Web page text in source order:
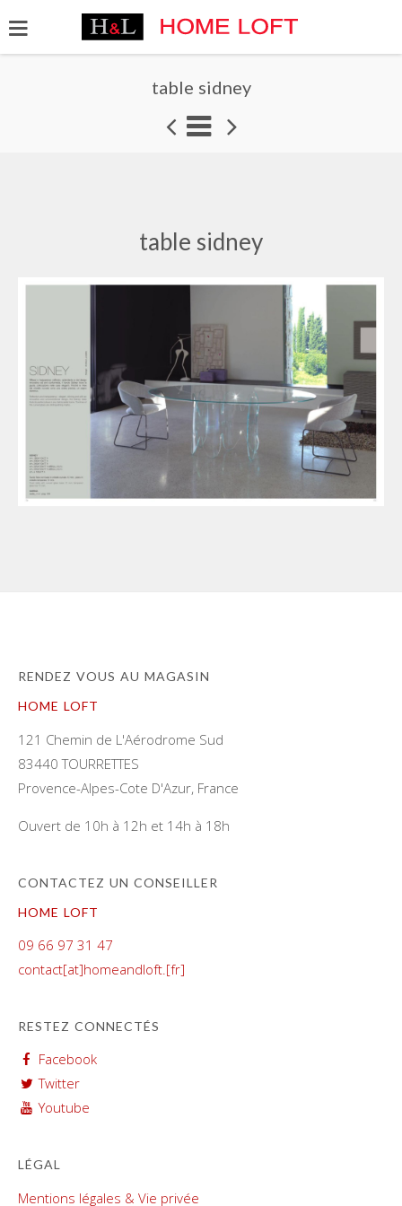
table sidney
table sidney
RENDEZ VOUS AU MAGASIN
HOME LOFT
121 Chemin de L'Aérodrome Sud
83440 TOURRETTES
Provence-Alpes-Cote D'Azur, France
Ouvert de 10h à 12h et 14h à 18h
CONTACTEZ UN CONSEILLER
HOME LOFT
09 66 97 31 47
contact[at]homeandloft.[fr]
RESTEZ CONNECTÉS
Facebook
Twitter
Youtube
LÉGAL
Mentions légales & Vie privée